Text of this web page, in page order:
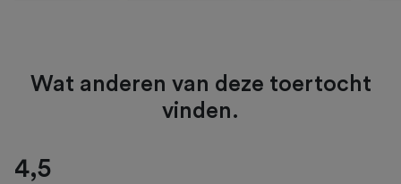
Wat anderen van deze toertocht
vinden.
4,5